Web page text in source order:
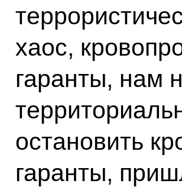
хаос,
гаранты, нам
остановить
гаранты,